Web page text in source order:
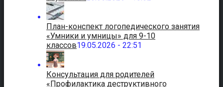
План-конспект логопедического занятия
«Умники и умницы» для 9-10
классов19.05.2026 - 22:51
Консультация для родителей
«Профилактика деструктивного